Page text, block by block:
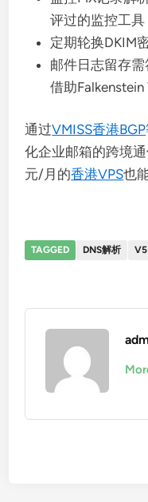
评过的监控工具
定期轮换DKIM
邮件日志留存
借助
通过VMISS香港BGP
化企业邮箱的跨境
元/月的香港VPS也
TAGGED DNS解析 V5